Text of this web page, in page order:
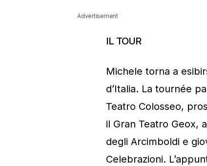
Advertisement
IL TOUR
Michele torna a
d’Italia. La tournée
Teatro Colosseo,
il Gran Teatro Geox,
degli Arcimboldi e
Celebrazioni.